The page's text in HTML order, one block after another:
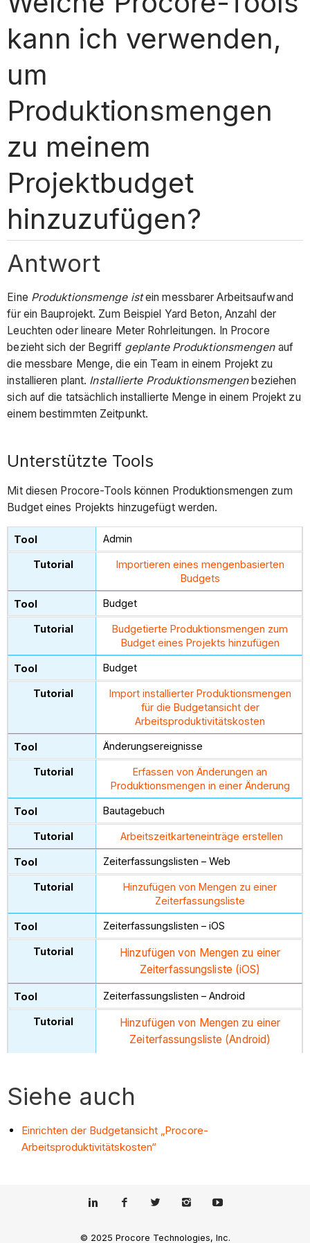
kann ich verwenden,
um
Produktionsmengen
zu meinem
Projektbudget
hinzuzufügen?
Antwort
Eine Produktionsmengeistein messbarer Arbeitsaufwand
für ein Bauprojekt. Zum Beispiel Yard Beton, Anzahl der
Leuchten oder lineare Meter Rohrleitungen. In Procore
bezieht sich der Begriff geplante Produktionsmengenauf
die messbare Menge, die ein Team in einem Projekt zu
installieren plant. Installierte Produktionsmengenbeziehen
sich auf die tatsächlich installierte Menge in einem Projekt zu
einem bestimmten Zeitpunkt.
Unterstützte Tools
Mit diesen Procore-Tools können Produktionsmengen zum
Budget eines Projekts hinzugefügt werden.
Admin
Importieren eines mengenbasierten
Budgets
Budget
Budgetierte Produktionsmengen zum
Budget eines Projekts hinzufügen
Budget
Import installierter Produktionsmengen
für die Budgetansicht der
Arbeitsproduktivitätskosten
Änderungsereignisse
Erfassen von Änderungen an
Produktionsmengen in einer Änderung
Bautagebuch
Arbeitszeitkarteneinträge erstellen
Zeiterfassungslisten – Web
Hinzufügen von Mengen zu einer
Zeiterfassungsliste
Zeiterfassungslisten – iOS
Hinzufügen von Mengen zu einer
Zeiterfassungsliste (iOS)
Zeiterfassungslisten – Android
Hinzufügen von Mengen zu einer
Zeiterfassungsliste (Android)
Siehe auch
Einrichten der Budgetansicht „Procore-
Arbeitsproduktivitätskosten“
© 2025 Procore Technologies, Inc.